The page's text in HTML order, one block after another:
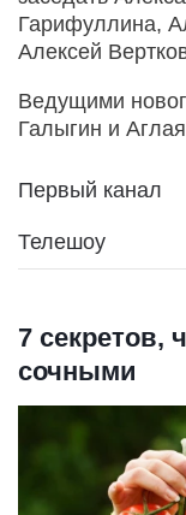
Гарифуллина,
Алексей
Ведущими
Галыгин и
Первый канал
Телешоу
7
сочными